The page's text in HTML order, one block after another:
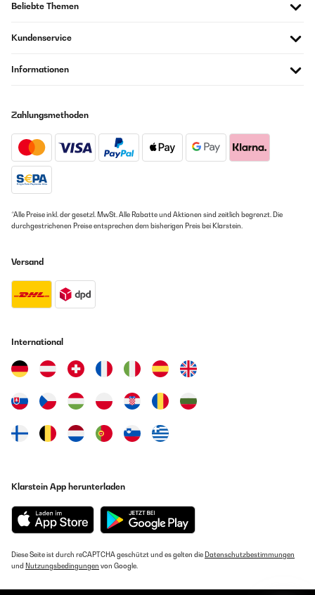
Beliebte Themen
Kundenservice
Informationen
Zahlungsmethoden
*Alle Preise inkl. der gesetzl. MwSt. Alle Rabatte und Aktionen sind zeitlich begrenzt. Die
durchgestrichenen Preise entsprechen dem bisherigen Preis bei Klarstein.
Versand
International
Klarstein App herunterladen
Diese Seite ist durch reCAPTCHA geschützt und es gelten die Datenschutzbestimmungen
und Nutzungsbedingungen von Google.